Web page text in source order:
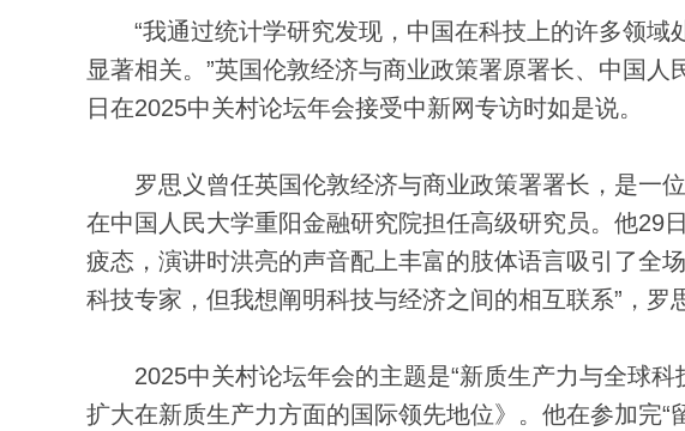
“我通过统计学研究发现，中国在科技上的许多领域
显著相关。”英国伦敦经济与商业政策署原署长、中国
日在2025中关村论坛年会接受中新网专访时如是说。
罗思义曾任英国伦敦经济与商业政策署署长，是一位
在中国人民大学重阳金融研究院担任高级研究员。他29
疲态，演讲时洪亮的声音配上丰富的肢体语言吸引了全
科技专家，但我想阐明科技与经济之间的相互联系”，罗
2025中关村论坛年会的主题是“新质生产力与全球科
扩大在新质生产力方面的国际领先地位》。他在参加完